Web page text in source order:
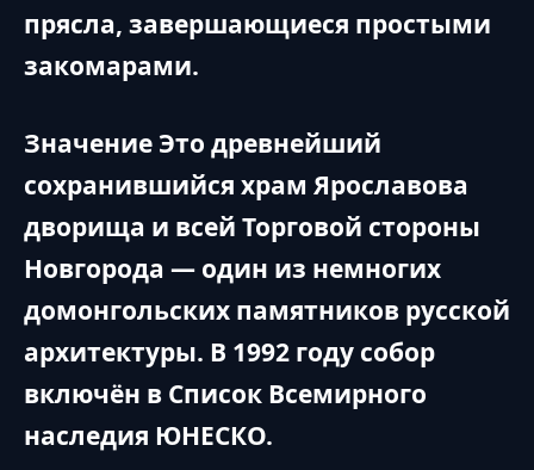
прясла, завершающиеся простыми
закомарами.
Значение Это древнейший
сохранившийся храм Ярославова
дворища и всей Торговой стороны
Новгорода — один из немногих
домонгольских памятников русской
архитектуры. В 1992 году собор
включён в Список Всемирного
наследия ЮНЕСКО.